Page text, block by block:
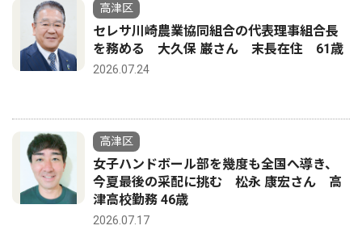
高津区
セレサ川崎農業協同組合の代表理事組合長
を務める 大久保 巌さん 末長在住 61歳
2026.07.24
高津区
女子ハンドボール部を幾度も全国へ導き、
今夏最後の采配に挑む 松永 康宏さん 高
津高校勤務 46歳
2026.07.17